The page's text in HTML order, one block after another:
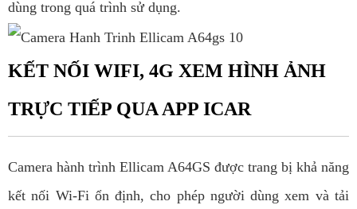
dùng trong quá trình sử dụng.
KẾT NỐI WIFI, 4G XEM HÌNH ẢNH
TRỰC TIẾP QUA APP ICAR
Camera hành trình Ellicam A64GS được trang bị khả năng
kết nối Wi-Fi ổn định, cho phép người dùng xem và tải